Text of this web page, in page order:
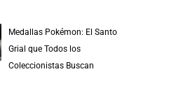
Medallas Pokémon: El Santo
Grial que Todos los
Coleccionistas Buscan